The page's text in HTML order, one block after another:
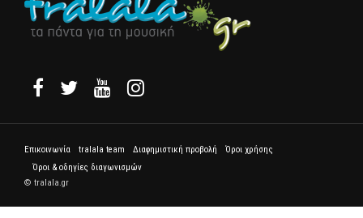
Επικοινωνία tralala team Διαφημιστική προβολή
Όροι χρήσης
Όροι & οδηγίες διαγωνισμών
© tralala.gr